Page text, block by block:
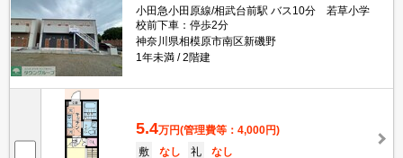
小田急小田原線/相武台前駅 バス10分 若草小学
校前下車：停歩2分
神奈川県相模原市南区新磯野
1年未満
2階建
5.4万円(管理費等：4,000円)
敷
なし 礼
なし